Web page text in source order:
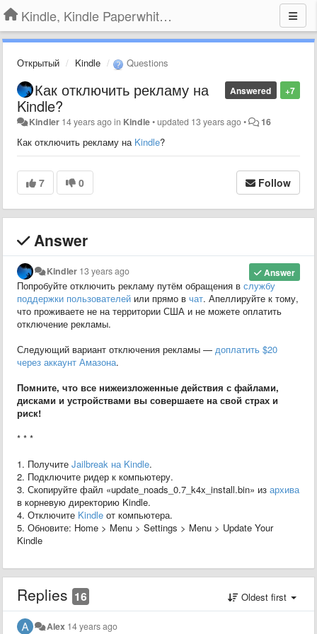
Kindle, Kindle Paperwhite, Kindle Voyage
Открытый Kindle Questions
+7
Answered
Как отключить рекламу на
Kindle?
Kindler 14 years agoin Kindle•updated 13 years ago• 16
Как отключить рекламу на Kindle?
7 0 Follow
Answer
Answer
Kindler 13 years ago
Попробуйте отключить рекламу путём обращения в службу
поддержки пользователей или прямо в чат. Апеллируйте к тому,
что проживаете не на территории США и не можете оплатить
отключение рекламы.
Следующий вариант отключения рекламы — доплатить $20
через аккаунт Амазона.
Помните, что все нижеизложенные действия с файлами,
дисками и устройствами вы совершаете на свой страх и
риск!
* * *
1. Получите Jailbreak на Kindle.
2. Подключите ридер к компьютеру.
3. Скопируйте файл «update_noads_0.7_k4x_install.bin» из архива
в корневую директорию Kindle.
4. Отключите Kindle от компьютера.
5. Обновите: Home > Menu > Settings > Menu > Update Your
Kindle
Replies 16 Oldest first
Alex 14 years ago